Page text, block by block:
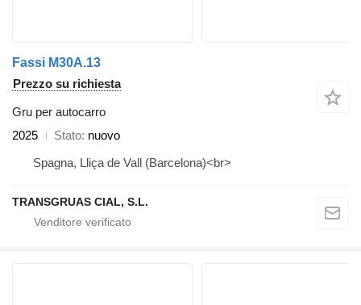
Fassi M30A.13
Prezzo su richiesta
Gru per autocarro
2025
Stato nuovo
Spagna, Lliça de Vall (Barcelona)<br>
TRANSGRUAS CIAL, S.L.